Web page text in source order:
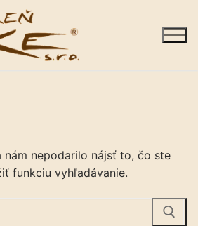
nám nepodarilo nájsť to, čo ste
funkciu vyhľadávanie.